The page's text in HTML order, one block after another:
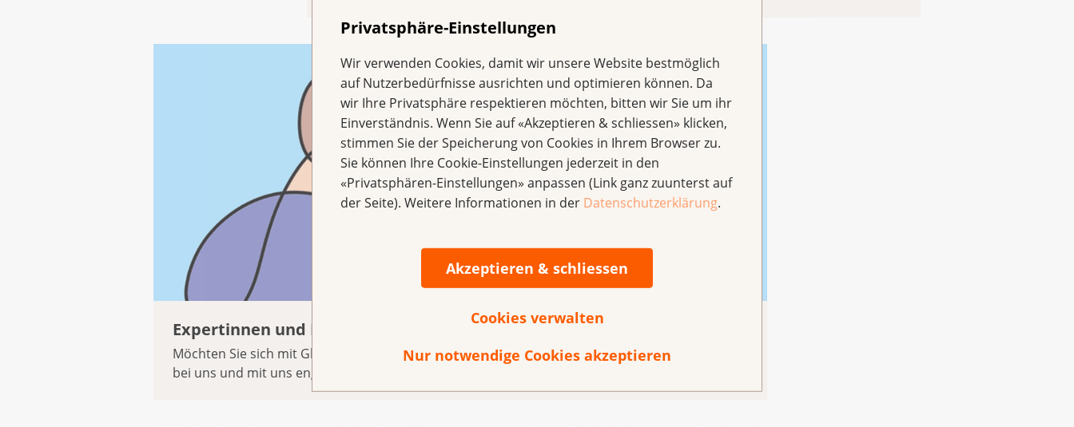
Privatsphäre-Einstellungen
Wir verwenden Cookies, damit wir unsere Website bestmöglich
auf Nutzerbedürfnisse ausrichten und optimieren können. Da
wir Ihre Privatsphäre respektieren möchten, bitten wir Sie um ihr
Einverständnis. Wenn Sie auf «Akzeptieren & schliessen» klicken,
stimmen Sie der Speicherung von Cookies in Ihrem Browser zu.
Sie können Ihre Cookie-Einstellungen jederzeit in den
«Privatsphären-Einstellungen» anpassen (Link ganz zuunterst auf
der Seite). Weitere Informationen in der Datenschutzerklärung.
Akzeptieren & schliessen
Cookies verwalten
Nur notwendige Cookies akzeptieren
Expertinnen und Experten aus Erfahrung: Austauschplattform
Möchten Sie sich mit Gleichgesinnten austauschen? Oder möchten Sie sich mit ihrer Erfahrung
bei uns und mit uns engagieren?